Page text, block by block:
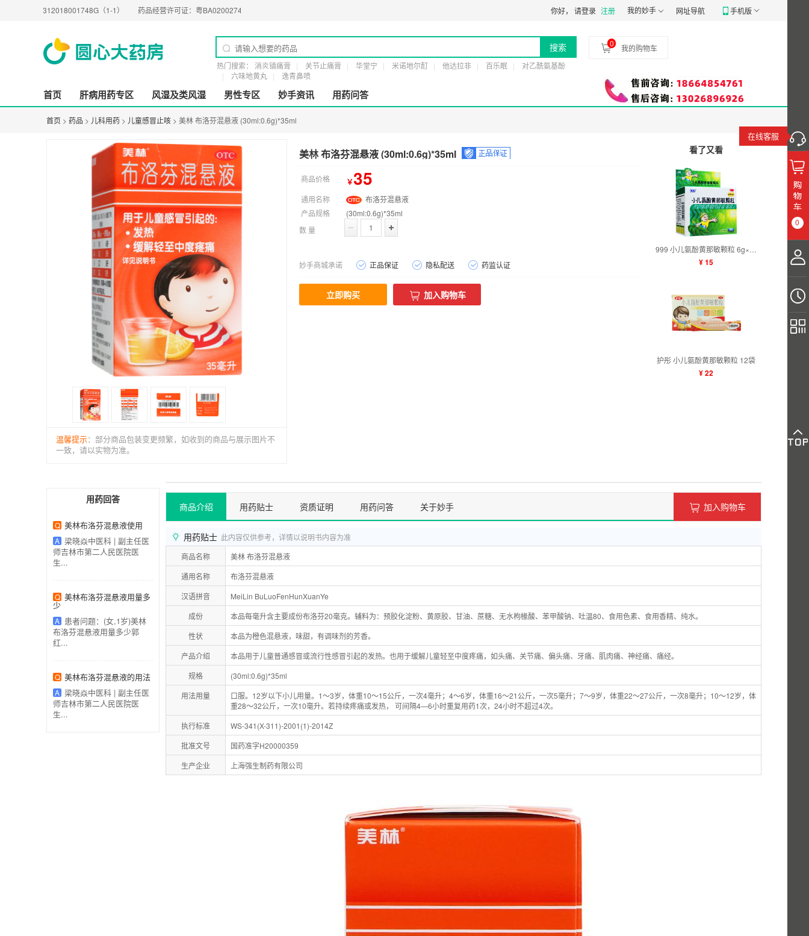
（1-1） 药品经营许可证：粤BA0200274 医疗器械经营许可证： 粤穗食药监械经营备20191807号 食品经营许可证：JY14401030058197
你好， 请登录 注册 我的妙手 网址导航 手机版
搜索
热门搜索： 消炎镇痛膏 关节止痛膏 华堂宁 米诺地尔酊 他达拉非 百乐眠
对乙酰氨基酚
六味地黄丸
逸青鼻喷
0 我的购物车
首页 肝病用药专区 风湿及类风湿 男性专区 妙手资讯 用药问答
在线客服
0
首页 > 药品 > 儿科用药 > 儿童感冒止咳 > 美林 布洛芬混悬液 (30ml:0.6g)*35ml
温馨提示：部分商品包装变更频繁，如收到的商品与展示图片不
一致，请以实物为准。
美林 布洛芬混悬液 (30ml:0.6g)*35ml
商品价格 ￥35
通用名称
布洛芬混悬液
产品规格
(30ml:0.6g)*35ml
数 量
妙手商城承诺 正品保证 隐私配送 药监认证
立即购买 加入购物车
看了又看
¥ 15
护彤 小儿氨酚黄那敏颗粒 12袋
¥ 22
用药回答
Q 美林布洛芬混悬液使用
A 梁晓焱中医科 | 副主任医
师吉林市第二人民医院医
生...
Q 美林布洛芬混悬液用量多
少
A 患者问题：(女,1岁)美林
布洛芬混悬液用量多少郭
红...
Q 美林布洛芬混悬液的用法
A 梁晓焱中医科 | 副主任医
师吉林市第二人民医院医
生...
商品介绍 用药贴士 资质证明 用药问答 关于妙手 加入购物车
用药贴士 此内容仅供参考，详情以说明书内容为准
商品名称
美林 布洛芬混悬液
通用名称
布洛芬混悬液
汉语拼音
MeiLin BuLuoFenHunXuanYe
成份
本品每毫升含主要成份布洛芬20毫克。辅料为：预胶化淀粉、黄原胶、甘油、蔗糖、无水枸椽酸、苯甲酸钠、吐温80、食用色素、食用香精、纯水。
性状
本品为橙色混悬液，味甜，有调味剂的芳香。
产品介绍
本品用于儿童普通感冒或流行性感冒引起的发热。也用于缓解儿童轻至中度疼痛，如头痛、关节痛、偏头痛、牙痛、肌肉痛、神经痛、痛经。
规格
(30ml:0.6g)*35ml
用法用量
口服。12岁以下小儿用量。1～3岁，体重10～15公斤，一次4毫升；4～6岁，体重16～21公斤，一次5毫升；7～9岁，体重22～27公斤，一次8毫升；10～12岁，体
重28～32公斤，一次10毫升。若持续疼痛或发热， 可间隔4—6小时重复用药1次，24小时不超过4次。
执行标准
WS-341(X-311)-2001(1)-2014Z
批准文号
国药准字H20000359
生产企业
上海强生制药有限公司